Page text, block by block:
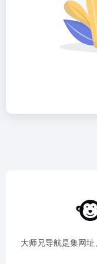
大师兄导航是集网